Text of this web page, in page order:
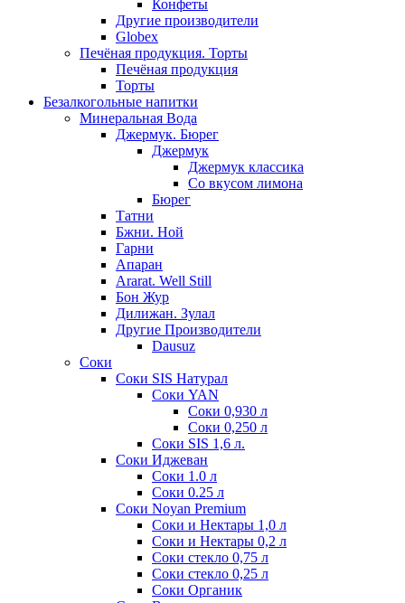
Конфеты
Другие производители
Globex
Печёная продукция. Торты
Печёная продукция
Торты
Безалкогольные напитки
Минеральная Вода
Джермук. Бюрег
Джермук
Джермук классика
Со вкусом лимона
Бюрег
Татни
Бжни. Ной
Гарни
Апаран
Ararat. Well Still
Бон Жур
Дилижан. Зулал
Другие Производители
Dausuz
Соки
Соки SIS Натурал
Соки YAN
Соки 0,930 л
Соки 0,250 л
Соки SIS 1,6 л.
Соки Иджеван
Соки 1.0 л
Соки 0.25 л
Соки Noyan Premium
Соки и Нектары 1,0 л
Соки и Нектары 0,2 л
Соки стекло 0,75 л
Соки стекло 0,25 л
Соки Органик